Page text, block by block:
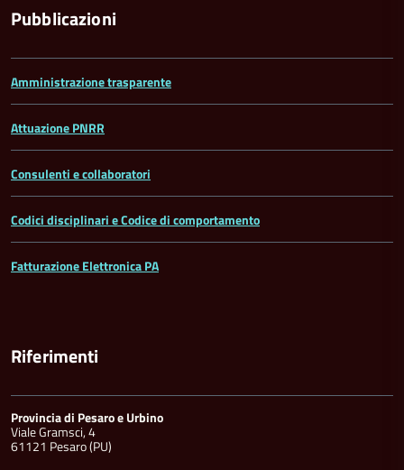
Pubblicazioni
Amministrazione trasparente
Attuazione PNRR
Consulenti e collaboratori
Codici disciplinari e Codice di comportamento
Fatturazione Elettronica PA
Riferimenti
Provincia di Pesaro e Urbino
Viale Gramsci, 4
61121 Pesaro (PU)